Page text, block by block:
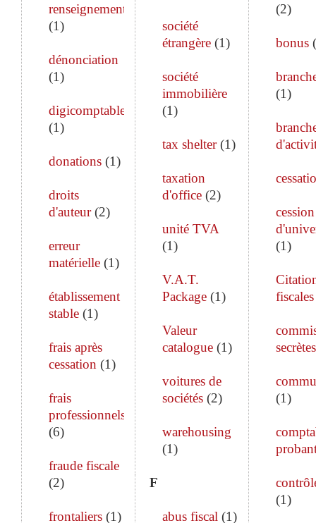
renseignements
(1)
dénonciation
(1)
digicomptable
(1)
donations (1)
droits
d'auteur(2)
erreur
matérielle (1)
établissement
stable (1)
frais après
cessation (1)
frais
professionnels
(6)
fraude fiscale
(2)
frontaliers (1)
société
étrangère(1)
société
immobilière
(1)
tax shelter(1)
taxation
d'office(2)
unité TVA
(1)
V.A.T.
Package(1)
Valeur
catalogue(1)
voitures de
sociétés(2)
warehousing
(1)
F
abus fiscal (1)
(2)
bonus(
(1)
cession
(1)
fiscales
secrètes
(1)
(1)